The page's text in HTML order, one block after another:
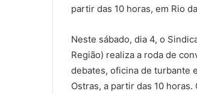
partir das 10 horas, em Rio
Neste sábado, dia 4, o
Região) realiza a roda de
debates, oficina de turbante
Ostras, a partir das 10